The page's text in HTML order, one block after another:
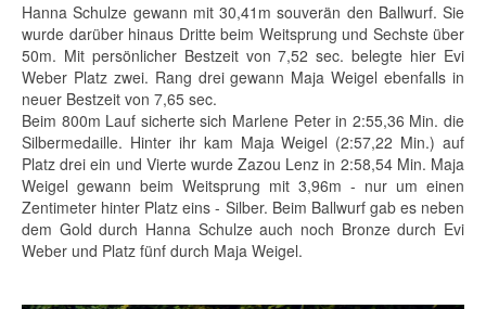
Hanna Schulze gewann mit 30,41m souverän den Ballwurf. Sie
wurde darüber hinaus Dritte beim Weitsprung und Sechste über
50m. Mit persönlicher Bestzeit von 7,52 sec. belegte hier Evi
Weber Platz zwei. Rang drei gewann Maja Weigel ebenfalls in
neuer Bestzeit von 7,65 sec.
Beim 800m Lauf sicherte sich Marlene Peter in 2:55,36 Min. die
Silbermedaille. Hinter ihr kam Maja Weigel (2:57,22 Min.) auf
Platz drei ein und Vierte wurde Zazou Lenz in 2:58,54 Min. Maja
Weigel gewann beim Weitsprung mit 3,96m - nur um einen
Zentimeter hinter Platz eins - Silber. Beim Ballwurf gab es neben
dem Gold durch Hanna Schulze auch noch Bronze durch Evi
Weber und Platz fünf durch Maja Weigel.